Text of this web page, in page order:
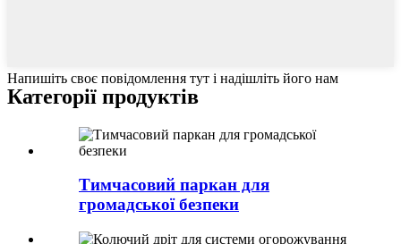
Напишіть своє повідомлення тут і надішліть його нам
Категорії продуктів
Тимчасовий паркан для
громадської безпеки